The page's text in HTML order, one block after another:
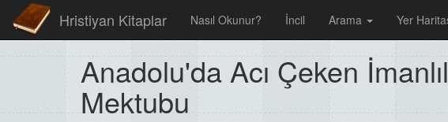
Hristiyan Kitaplar Nasıl Okunur? İncil Arama Yer
Anadolu'da Acı Çeken
Mektubu